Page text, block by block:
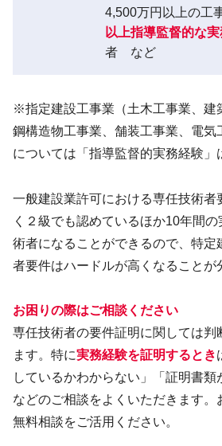
4,500万円以上の工
以上指導監督的な
者 など
※指定建設工事業（土木工事業、建
鋼構造物工事業、舗装工事業、電気
については「指導監督的実務経験」
一般建設業許可における専任技術者
く２級でも認めているほか10年間
術者になることができるので、特定
者要件はハードルが高くなることが
お困りの際はご相談ください
専任技術者の要件証明に関しては判
ます。特に実務経験を証明するとき
しているかわからない」「証明書類
などのご相談をよくいただきます。
無料相談をご活用ください。